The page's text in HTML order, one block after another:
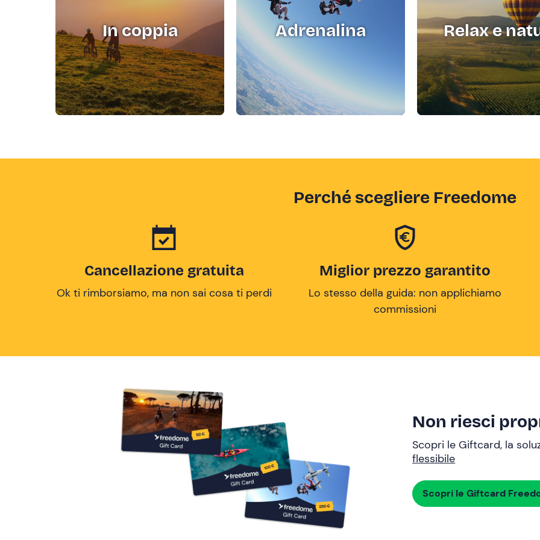
In coppia Adrenalina Relax e
Perché scegliere Freedome
Cancellazione gratuita
Ok ti rimborsiamo, ma non sai cosa ti perdi
Miglior prezzo garantito
Lo stesso della guida: non applichiamo
commissioni
Non riesci
Scopri le Giftcard, la
flessibile
Scopri le Giftcard